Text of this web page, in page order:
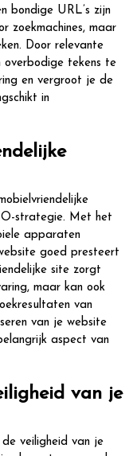
bondige URL’s zijn
zoekmachines, maar
Door relevante
overbodige tekens te
en vergroot je de
in
strategie. Met het
apparaten
goed presteert
site zorgt
maar kan ook
van
van je website
aspect van
van je
veiligheid van je